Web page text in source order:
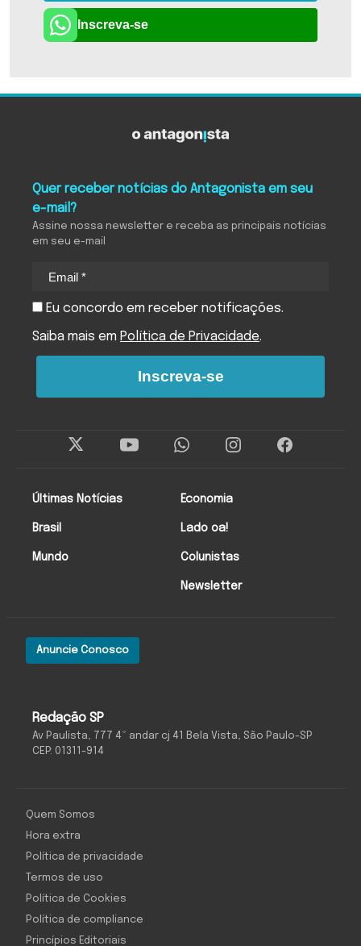
Inscreva-se
Redação SP
Av Paulista, 777 4º andar cj 41 Bela Vista, São Paulo-SP
CEP: 01311-914
Anuncie Conosco
Últimas Notícias
Brasil
Mundo
Economia
Lado oa!
Colunistas
Newsletter
Quer receber notícias do Antagonista em seu
e-mail?
Assine nossa newsletter e receba as principais notícias
em seu e-mail
Eu concordo em receber notificações.
Saiba mais em Política de Privacidade.
Inscreva-se
Quem Somos
Hora extra
Política de privacidade
Termos de uso
Política de Cookies
Política de compliance
Princípios Editoriais